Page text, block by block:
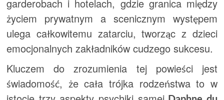
garderobach i hotelach, gdzie granica między
życiem prywatnym a scenicznym występem
ulega całkowitemu zatarciu, tworząc z dzieci
emocjonalnych zakładników cudzego sukcesu.
Kluczem do zrozumienia tej powieści jest
świadomość, że cała trójka rodzeństwa to w